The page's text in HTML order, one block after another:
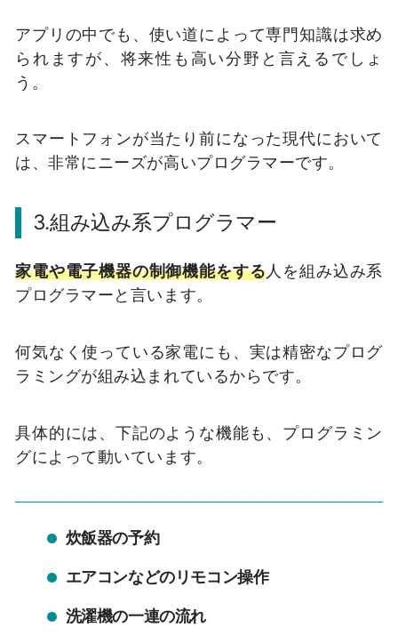
アプリの中でも、使い道によって専門知識は求め
られますが、将来性も高い分野と言えるでしょ
う。
スマートフォンが当たり前になった現代において
は、非常にニーズが高いプログラマーです。
3.組み込み系プログラマー
家電や電子機器の制御機能をする人を組み込み系
プログラマーと言います。
何気なく使っている家電にも、実は精密なプログ
ラミングが組み込まれているからです。
具体的には、下記のような機能も、プログラミン
グによって動いています。
炊飯器の予約
エアコンなどのリモコン操作
洗濯機の一連の流れ